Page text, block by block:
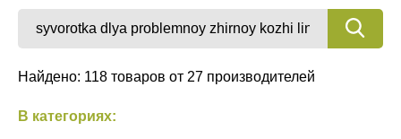
Найдено: 118 товаров от 27 производителей
В категориях: